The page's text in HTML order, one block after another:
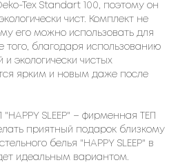
Tex Standart 100, поэтому он
чист. Комплект не
его можно использовать для
того, благодаря использованию
и экологически чистых
ярким и новым даже после
SLEEP" – фирменная ТЕП
приятный подарок близкому
белья "HAPPY SLEEP" в
идеальным вариантом.